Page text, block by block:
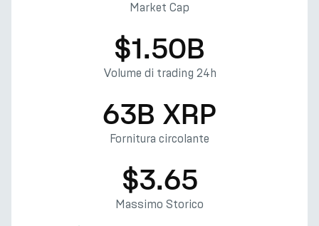
Market Cap
$1.50B
Volume di trading 24h
63B XRP
Fornitura circolante
$3.65
Massimo Storico